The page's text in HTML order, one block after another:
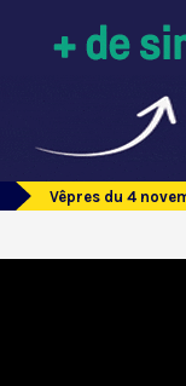
Vêpres du 4